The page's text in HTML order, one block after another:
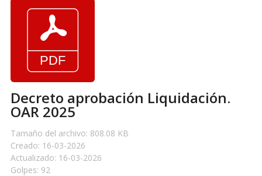
Decreto aprobación Liquidación.
OAR 2025
Tamaño del archivo: 808.08 KB
Creado: 16-03-2026
Actualizado: 16-03-2026
Golpes: 92